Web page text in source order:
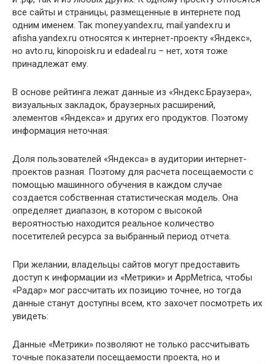
все сайты и страницы, размещенные в интернете под
одним именем. Так money.yandex.ru, mail.yandex.ru и
afisha.yandex.ru относятся к интернет-проекту «Яндекс»,
но avto.ru, kinopoisk.ru и edadeal.ru – нет, хотя тоже
принадлежат ему.
В основе рейтинга лежат данные из «Яндекс.Браузера»,
визуальных закладок, браузерных расширений,
элементов «Яндекса» и других его продуктов. Поэтому
информация неточная:
Доля пользователей «Яндекса» в аудитории интернет-
проектов разная. Поэтому для расчета посещаемости с
помощью машинного обучения в каждом случае
создается собственная статистическая модель. Она
определяет диапазон, в котором с высокой
вероятностью находится реальное количество
посетителей ресурса за выбранный период отчета.
При желании, владельцы сайтов могут предоставить
доступ к информации из «Метрики» и AppMetrica, чтобы
«Радар» мог рассчитать их позицию точнее, но тогда
данные станут доступны всем, кто захочет посмотреть их
увидеть:
Данные «Метрики» позволяют не только рассчитывать
точные показатели посещаемости проекта, но и